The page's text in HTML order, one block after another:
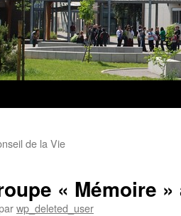
de la Vie
« Mémoire
wp_deleted_user